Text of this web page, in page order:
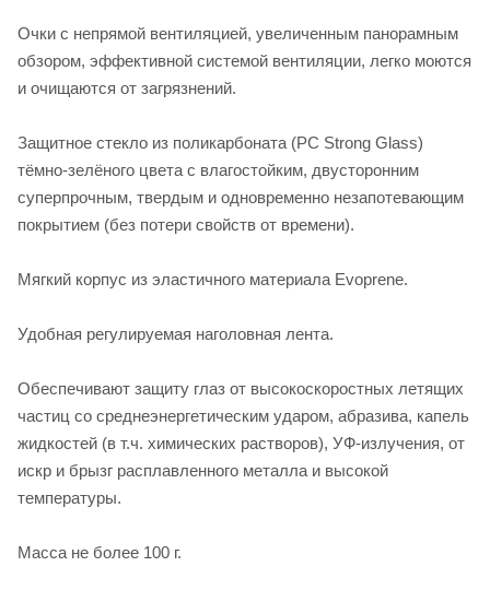
Очки с непрямой вентиляцией, увеличенным панорамным
обзором, эффективной системой вентиляции, легко моются
и очищаются от загрязнений.
Защитное стекло из поликарбоната (РС Strong Glass)
тёмно-зелёного цвета с влагостойким, двусторонним
суперпрочным, твердым и одновременно незапотевающим
покрытием (без потери свойств от времени).
Мягкий корпус из эластичного материала Evoprene.
Удобная регулируемая наголовная лента.
Обеспечивают защиту глаз от высокоскоростных летящих
частиц со среднеэнергетическим ударом, абразива, капель
жидкостей (в т.ч. химических растворов), УФ-излучения, от
искр и брызг расплавленного металла и высокой
температуры.
Масса не более 100 г.